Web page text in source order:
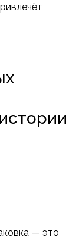
— это